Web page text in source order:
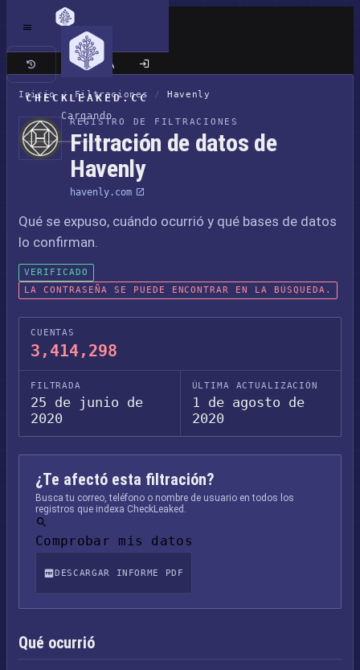
CHECKLEAKED.CC
Cargando
Sitio clásico
Inicio / Filtraciones / Havenly
REGISTRO DE FILTRACIONES
Filtración de datos de
Havenly
havenly.com
Qué se expuso, cuándo ocurrió y qué bases de datos
lo confirman.
VERIFICADO
LA CONTRASEÑA SE PUEDE ENCONTRAR EN LA BÚSQUEDA.
CUENTAS
3,414,298
FILTRADA
25 de junio de
2020
ÚLTIMA ACTUALIZACIÓN
1 de agosto de
2020
¿Te afectó esta filtración?
Busca tu correo, teléfono o nombre de usuario en todos los
registros que indexa CheckLeaked.
Comprobar mis datos
DESCARGAR INFORME PDF
Qué ocurrió